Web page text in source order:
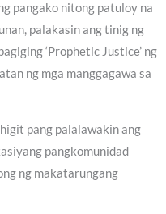
pangako nitong patuloy na
palakasin ang tinig ng
‘Prophetic Justice’ ng
ng mga manggagawa sa
pang palalawakin ang
pangkomunidad
ng makatarungang